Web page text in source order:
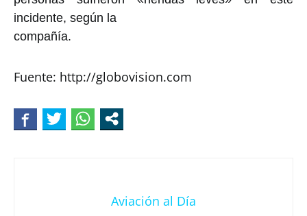
incidente, según la
compañía.
Fuente: http://globovision.com
Aviación al Día